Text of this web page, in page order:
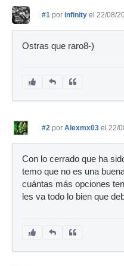
#1 por infinity el 22/08/
Ostras que raro8-)
#2 por Alexmx03 el 22/
Con lo cerrado que ha
temo que no es una
cuántas más opciones
les va todo lo bien que